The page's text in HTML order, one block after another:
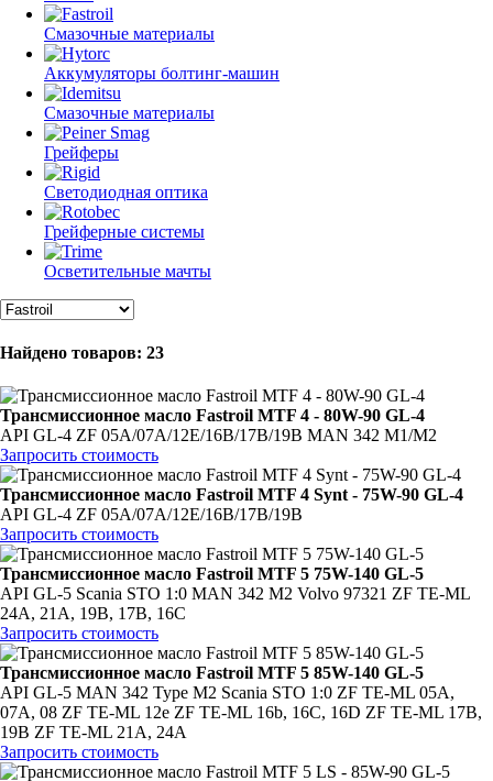
Смазочные материалы
Аккумуляторы болтинг-машин
Смазочные материалы
Грейферы
Светодиодная оптика
Грейферные системы
Осветительные мачты
Найдено товаров: 23
Трансмиссионное масло Fastroil MTF 4 - 80W-90 GL-4
API GL-4 ZF 05A/07A/12E/16B/17B/19B MAN 342 M1/M2
Запросить стоимость
Трансмиссионное масло Fastroil MTF 4 Synt - 75W-90 GL-4
API GL-4 ZF 05A/07A/12E/16B/17B/19B
Запросить стоимость
Трансмиссионное масло Fastroil MTF 5 75W-140 GL-5
API GL-5 Scania STO 1:0 MAN 342 M2 Volvo 97321 ZF TE-ML
24A, 21А, 19В, 17В, 16С
Запросить стоимость
Трансмиссионное масло Fastroil MTF 5 85W-140 GL-5
API GL-5 MAN 342 Type M2 Scania STO 1:0 ZF TE-ML 05A,
07A, 08 ZF TE-ML 12e ZF TE-ML 16b, 16C, 16D ZF TE-ML 17B,
19B ZF TE-ML 21A, 24A
Запросить стоимость